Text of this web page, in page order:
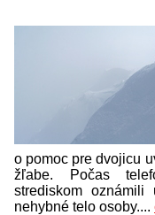
o pomoc pre dvojicu
žľabe. Počas
strediskom
nehybné telo osoby....